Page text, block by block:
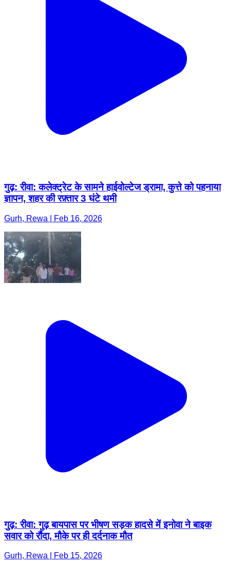
गुढ़: रीवा: कलेक्ट्रेट के सामने हाईवोल्टेज ड्रामा, कुत्ते को पहनाया
ज्ञापन, शहर की रफ़्तार 3 घंटे थमी
Gurh, Rewa | Feb 16, 2026
गुढ़: रीवा: गुढ़ बायपास पर भीषण सड़क हादसे में इनोवा ने बाइक
सवार को रौंदा, मौके पर ही दर्दनाक मौत
Gurh, Rewa | Feb 15, 2026